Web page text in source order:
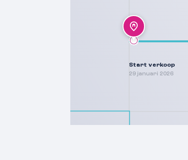
Start verkoop
29 januari 2026